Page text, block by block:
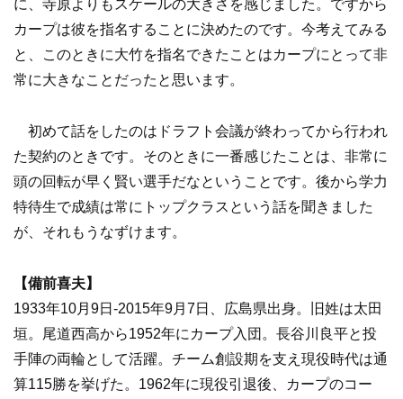
に、寺原よりもスケールの大きさを感じました。ですから
カープは彼を指名することに決めたのです。今考えてみる
と、このときに大竹を指名できたことはカープにとって非
常に大きなことだったと思います。
初めて話をしたのはドラフト会議が終わってから行われ
た契約のときです。そのときに一番感じたことは、非常に
頭の回転が早く賢い選手だなということです。後から学力
特待生で成績は常にトップクラスという話を聞きました
が、それもうなずけます。
【備前喜夫】
1933年10月9日-2015年9月7日、広島県出身。旧姓は太田
垣。尾道西高から1952年にカープ入団。長谷川良平と投
手陣の両輪として活躍。チーム創設期を支え現役時代は通
算115勝を挙げた。1962年に現役引退後、カープのコー